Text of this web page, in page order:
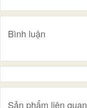
Bình luận
Sản phẩm liên quan